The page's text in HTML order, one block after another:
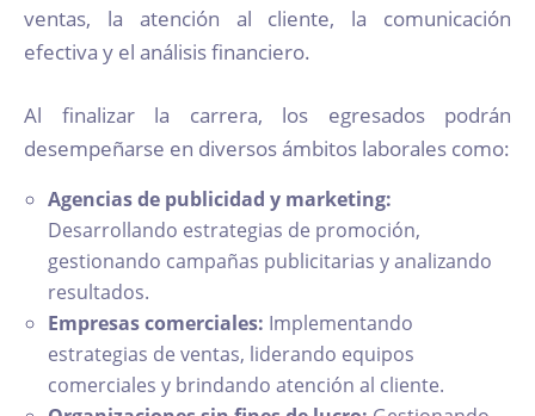
ventas, la atención al cliente, la comunicación
efectiva y el análisis financiero.
Al finalizar la carrera, los egresados podrán
desempeñarse en diversos ámbitos laborales como:
Agencias de publicidad y marketing:
Desarrollando estrategias de promoción,
gestionando campañas publicitarias y analizando
resultados.
Empresas comerciales: Implementando
estrategias de ventas, liderando equipos
comerciales y brindando atención al cliente.